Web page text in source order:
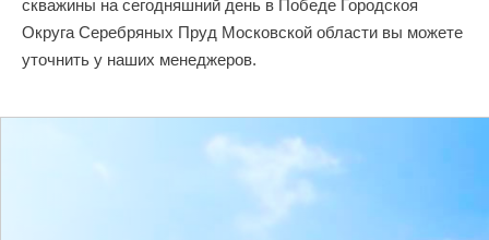
скважины на сегодняшний день в Победе Городскоя
Округа Серебряных Пруд Московской области вы можете
уточнить у наших менеджеров.